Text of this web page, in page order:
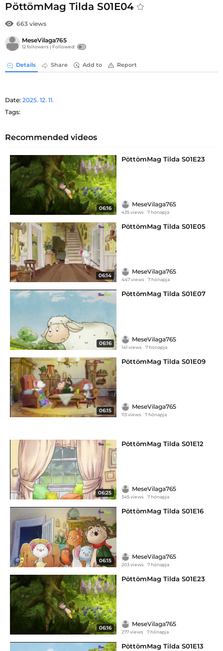
PöttömMag Tilda S01E04
663 views
MeseVilaga765
12 followers | Followed:
Details Share Add to Report
Date: 2025. 12. 11.
Tags:
Recommended videos
06:16
PöttömMag Tilda S01E23
MeseVilaga765
435 views 7 hónapja
06:14
PöttömMag Tilda S01E05
MeseVilaga765
447 views 7 hónapja
06:16
PöttömMag Tilda S01E07
MeseVilaga765
141 views 7 hónapja
06:15
PöttömMag Tilda S01E09
MeseVilaga765
113 views 7 hónapja
06:25
PöttömMag Tilda S01E12
MeseVilaga765
345 views 7 hónapja
06:15
PöttömMag Tilda S01E16
MeseVilaga765
203 views 7 hónapja
06:16
PöttömMag Tilda S01E23
MeseVilaga765
277 views 7 hónapja
PöttömMag Tilda S01E13